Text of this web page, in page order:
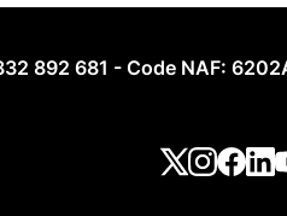
892 681 - Code NAF: